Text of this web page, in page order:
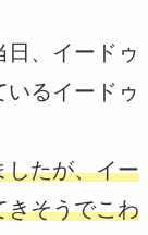
、イードゥ
るイードゥ
したが、イー
きそうでこわ